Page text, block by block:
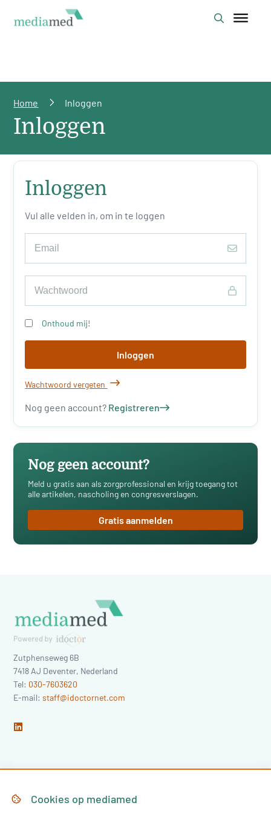
Home Inloggen
Inloggen
Inloggen
Vul alle velden in, om in te loggen
Onthoud mij!
Inloggen
Wachtwoord vergeten
Nog geen account? Registreren
Nog geen account?
Meld u gratis aan als zorgprofessional en krijg toegang tot
alle artikelen, nascholing en congresverslagen.
Gratis aanmelden
Zutphenseweg 6B
7418 AJ Deventer, Nederland
Tel: 030-7603620
E-mail:staff@idoctornet.com
HomeCookies op mediamed